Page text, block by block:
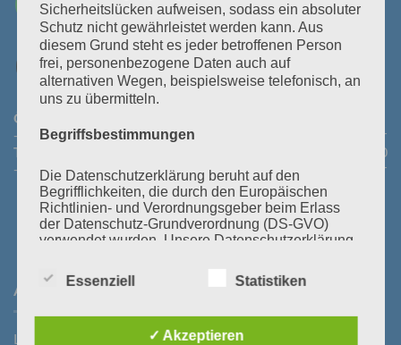
Öffnungszeiten Abhollager:
- 11:30 Uhr und 14:00 - 16:45 Uhr
08:30 - 13:30 Uhr
Telefonische Erreichbarkeit:
08:00
- 12:00 Uhr und 13:30 - 18:00 Uhr
Freitag: 08:00 - 14:00 Uhr
ANFAHRT
Laßnitzstraße 19
Sicherheitslücken aufweisen, sodass ein absoluter
Schutz nicht gewährleistet werden kann. Aus
diesem Grund steht es jeder betroffenen Person
frei, personenbezogene Daten auch auf
alternativen Wegen, beispielsweise telefonisch, an
uns zu übermitteln.
Begriffsbestimmungen
Die Datenschutzerklärung beruht auf den
Begrifflichkeiten, die durch den Europäischen
Richtlinien- und Verordnungsgeber beim Erlass
der Datenschutz-Grundverordnung (DS-GVO)
verwendet wurden. Unsere Datenschutzerklärung
unsere Kunden und Geschäftspartner einfach
lesbar und verständlich sein. Um dies zu
Begrifflichkeiten erläutern.
Wir verwenden in dieser Datenschutzerklärung
Essenziell Statistiken
✓ Akzeptieren